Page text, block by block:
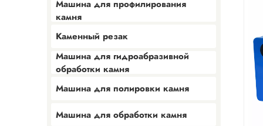
Машина для профилирования
камня
Каменный резак
Машина для гидроабразивной
обработки камня
Машина для полировки камня
Машина для обработки камня